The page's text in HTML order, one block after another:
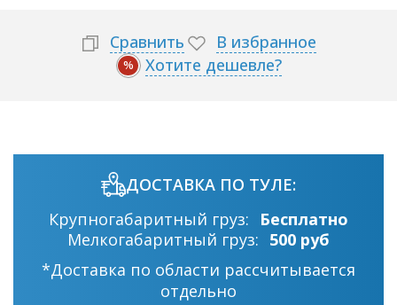
Сравнить В избранное
% Хотите дешевле?
ДОСТАВКА ПО ТУЛЕ:
Крупногабаритный груз:
Бесплатно
Мелкогабаритный груз: 500 руб
*Доставка по области рассчитывается
отдельно